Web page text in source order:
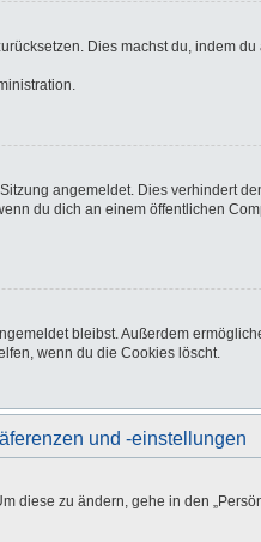
Dies machst du, indem
angemeldet. Dies verhindert
du dich an einem öffentlichen
bleibst. Außerdem
wenn du die Cookies löscht.
und -einstellungen
zu ändern, gehe in den